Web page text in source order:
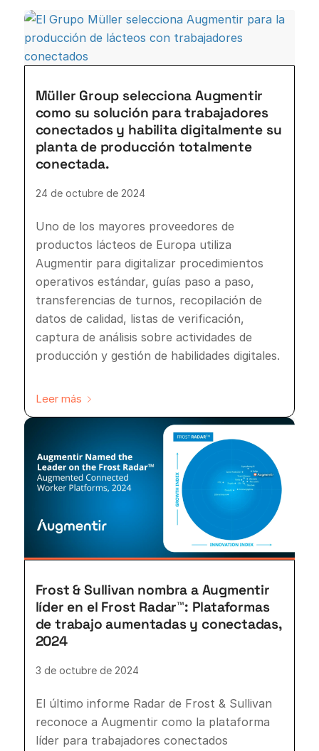
Müller Group selecciona Augmentir
como su solución para trabajadores
conectados y habilita digitalmente su
planta de producción totalmente
conectada.
24 de octubre de 2024
Uno de los mayores proveedores de
productos lácteos de Europa utiliza
Augmentir para digitalizar procedimientos
operativos estándar, guías paso a paso,
transferencias de turnos, recopilación de
datos de calidad, listas de verificación,
captura de análisis sobre actividades de
producción y gestión de habilidades digitales.
Leer más
Frost & Sullivan nombra a Augmentir
líder en el Frost Radar™: Plataformas
de trabajo aumentadas y conectadas,
2024
3 de octubre de 2024
El último informe Radar de Frost & Sullivan
reconoce a Augmentir como la plataforma
líder para trabajadores conectados